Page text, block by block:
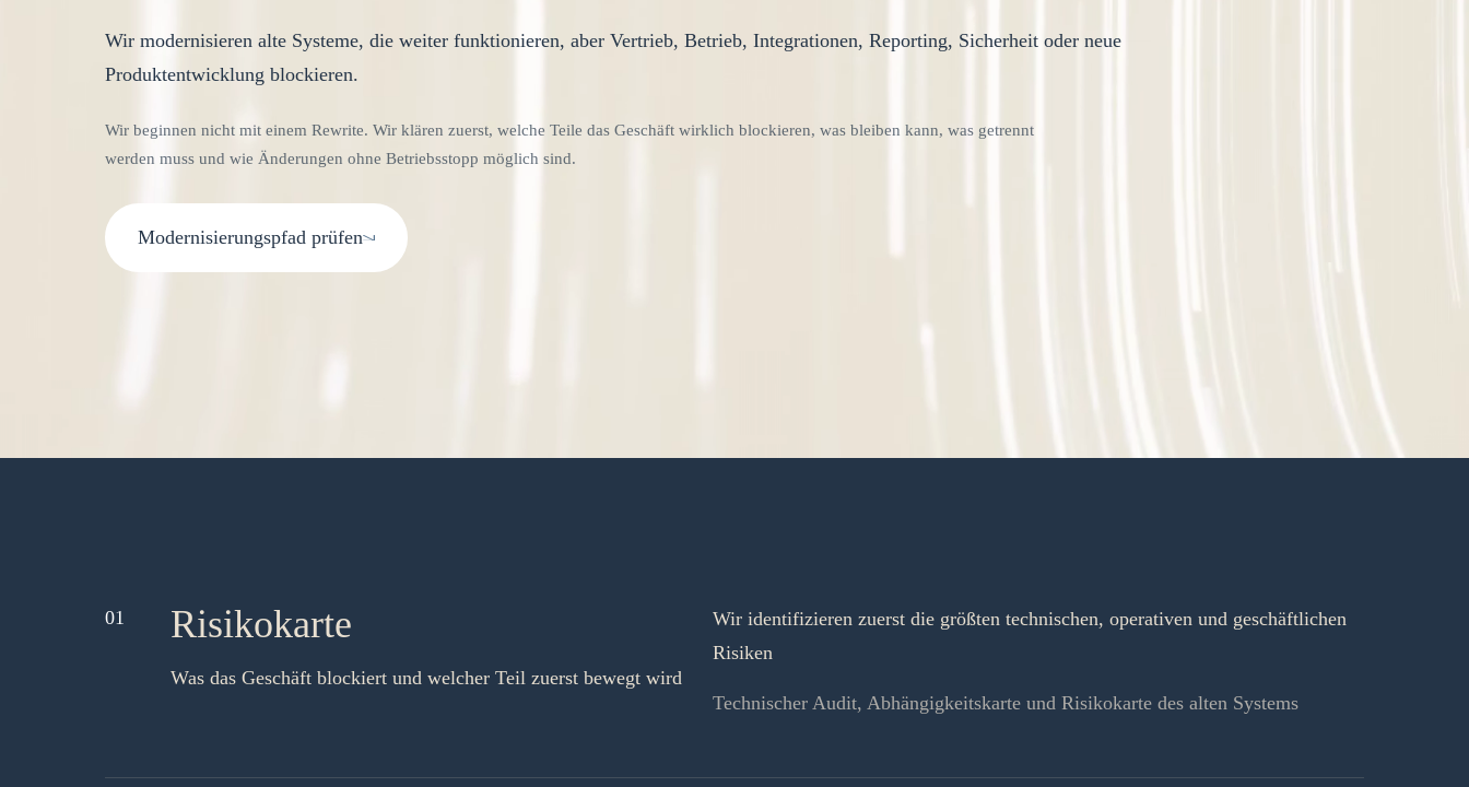
Wir modernisieren alte Systeme, die weiter funktionieren, aber Vertrieb, Betrieb, Integrationen, Reporting, Sicherheit oder neue
Produktentwicklung blockieren.
Wir beginnen nicht mit einem Rewrite. Wir klären zuerst, welche Teile das Geschäft wirklich blockieren, was bleiben kann, was getrennt
werden muss und wie Änderungen ohne Betriebsstopp möglich sind.
Modernisierungspfad prüfen
01 Risikokarte
Was das Geschäft blockiert und welcher Teil zuerst bewegt wird
Wir identifizieren zuerst die größten technischen, operativen und geschäftlichen
Risiken
Technischer Audit, Abhängigkeitskarte und Risikokarte des alten Systems